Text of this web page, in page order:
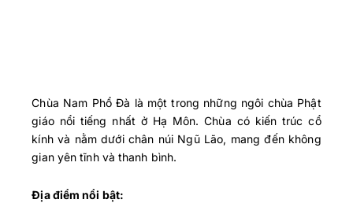
Chùa Nam Phổ Đà là một trong những ngôi chùa Phật
giáo nổi tiếng nhất ở Hạ Môn. Chùa có kiến trúc cổ
kính và nằm dưới chân núi Ngũ Lão, mang đến không
gian yên tĩnh và thanh bình.
Địa điểm nổi bật: